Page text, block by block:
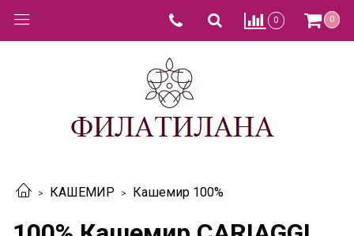
0 0
КАШЕМИР Кашемир 100%